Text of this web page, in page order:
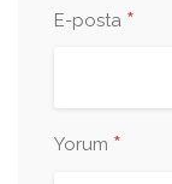
E-posta *
Yorum *